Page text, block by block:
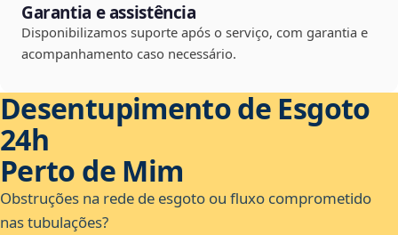
Garantia e assistência
Disponibilizamos suporte após o serviço, com garantia e
acompanhamento caso necessário.
Desentupimento de Esgoto
24h
Perto de Mim
Obstruções na rede de esgoto ou fluxo comprometido
nas tubulações?